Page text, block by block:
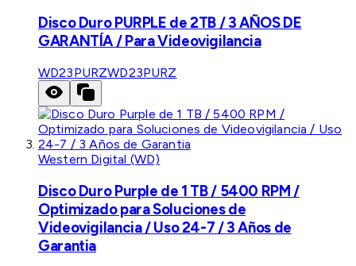
Disco Duro PURPLE de 2TB / 3 AÑOS DE
GARANTÍA / Para Videovigilancia
WD23PURZWD23PURZ
Western Digital (WD)
Disco Duro Purple de 1 TB / 5400 RPM /
Optimizado para Soluciones de
Videovigilancia / Uso 24-7 / 3 Años de
Garantia